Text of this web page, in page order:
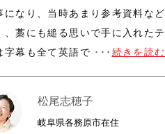
になり、当時あまり参考資料など
、藁にも縋る思いで手に入れたテ
字幕も全て英語で ･･･ 続きを読む
松尾志穂子
岐阜県各務原市在住